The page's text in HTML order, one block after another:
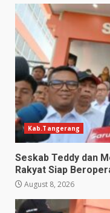
Kab.Tangerang
Seskab Teddy dan
Rakyat Siap
August 8, 2026